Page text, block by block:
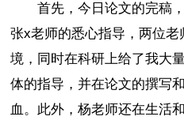
首先，今日论文的完稿
张x老师的悉心指导，两位
境，同时在科研上给了我大
体的指导，并在论文的撰写
血。此外，杨老师还在生活